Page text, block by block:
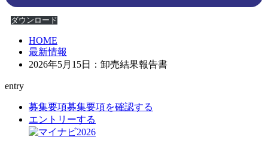
ダウンロード
HOME
最新情報
2026年5月15日：卸売結果報告書
entry
募集要項募集要項を確認する
エントリーする